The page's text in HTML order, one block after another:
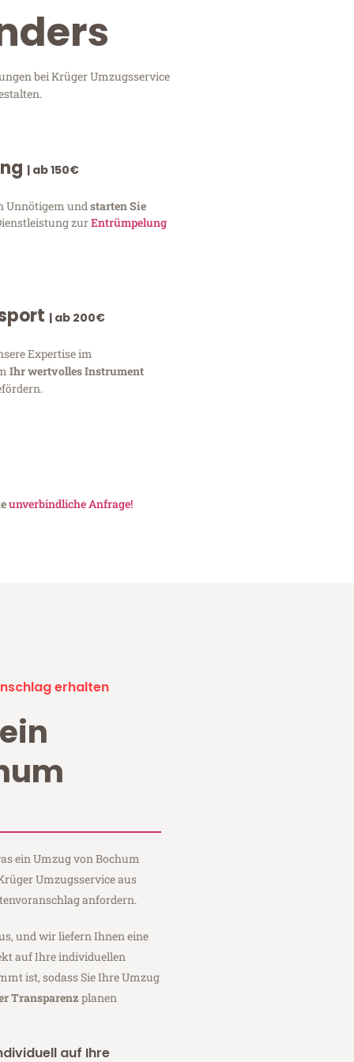
bei Krüger Umzugsservice
| ab 150€
Unnötigem und starten Sie
zurEntrümpelung
| ab 200€
Expertise im
Ihr wertvolles Instrument
unverbindliche Anfrage!
erhalten
ein Umzug von Bochum
Umzugsservice aus
anfordern.
und wir liefern Ihnen eine
auf Ihre individuellen
ist, sodass Sie Ihre Umzug
Transparenz planen
auf Ihre